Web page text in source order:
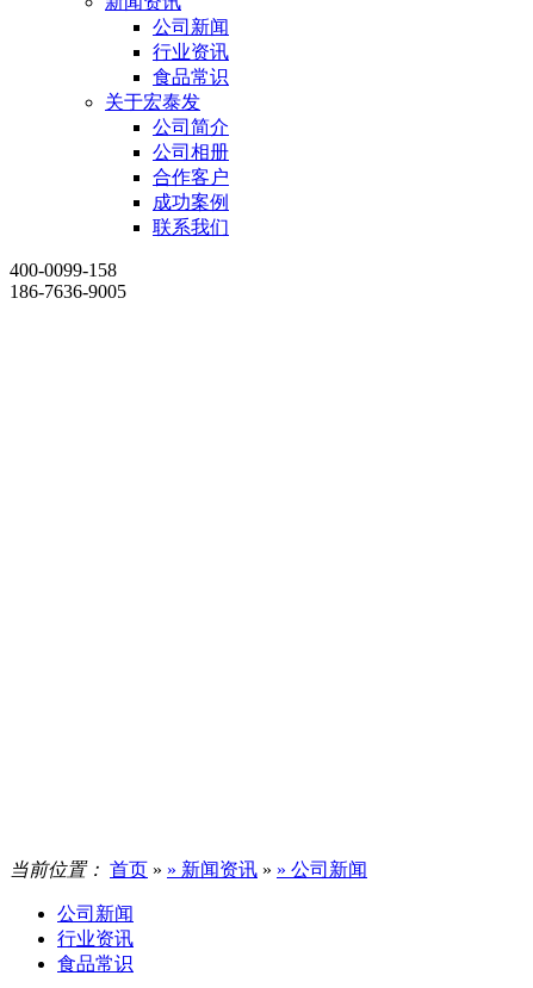
公司新闻
行业资讯
食品常识
关于宏泰发
公司简介
公司相册
合作客户
成功案例
联系我们
400-0099-158
186-7636-9005
当前位置： 首页 » » 新闻资讯 » » 公司新闻
公司新闻
行业资讯
食品常识